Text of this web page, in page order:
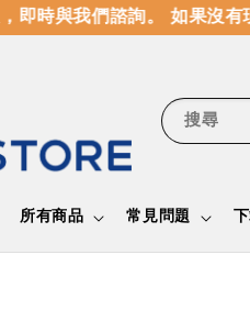
時與我們諮詢。 如果沒有
搜尋
所有商品 常見問題